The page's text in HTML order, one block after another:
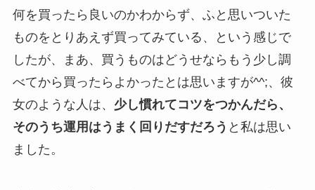
何を買ったら良いのかわからず、ふと思いついた
ものをとりあえず買ってみている、という感じで
したが、まあ、買うものはどうせならもう少し調
べてから買ったらよかったとは思いますが^^;、彼
女のような人は、 少し慣れてコツをつかんだら、
そのうち運用はうまく回りだすだろう と私は思い
ました。